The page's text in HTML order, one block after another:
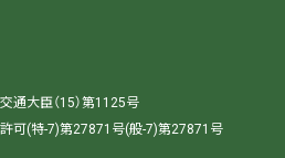
大臣（15）第1125号
許可(特-7)第27871号(般-7)第27871号